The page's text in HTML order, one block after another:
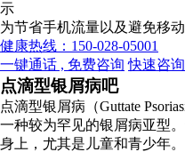
示
为节省手机流量以及避免移
健康热线：150-028-05001
一键通话 , 免费咨询 快速咨
点滴型银屑病吧
点滴型银屑病（Guttate
一种较为罕见的银屑病亚型
身上，尤其是儿童和青少年